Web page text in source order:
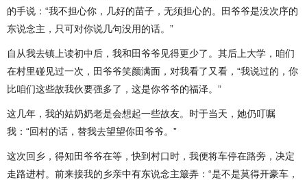
的手说：“我不担心你，几好的苗子，无须担心的。田爷爷是没次序的
东说念主，只可对你说几句没用的话。”
自从我去镇上读初中后，我和田爷爷见得更少了。其后上大学，咱们
在村里碰见过一次，田爷爷笑颜满面，对我看了又看，“我说过的，你
比咱们这些故我伙要强多了，这是你爷爷的福泽。”
这几年，我的姑奶奶老是会想起一些故友。时于当天，她仍叮嘱
我：“回村的话，替我去望望你田爷爷。”
这次回乡，得知田爷爷在等，快到村口时，我便将车停在路旁，决定
走路进村。前来接我的乡亲中有东说念主簸弄：“是不是莫得开豪车，